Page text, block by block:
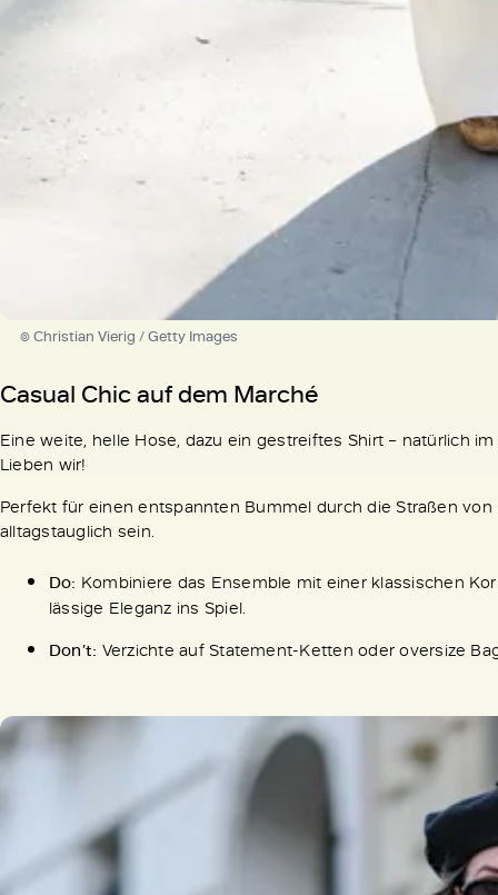
© Christian Vierig / Getty Images
Casual Chic auf dem Marché
Eine weite, helle Hose, dazu ein gestreiftes Shirt – natürlich
Lieben wir!
Perfekt für einen entspannten Bummel durch die Straßen
alltagstauglich sein.
Do: Kombiniere das Ensemble mit einer klassischen
lässige Eleganz ins Spiel.
Don’t: Verzichte auf Statement-Ketten oder oversize